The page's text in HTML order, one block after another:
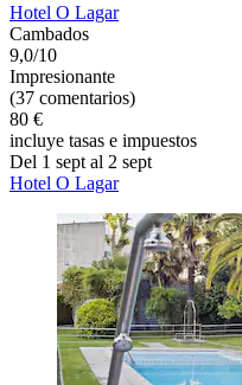
Hotel O Lagar
Cambados
9,0/10
Impresionante
(37 comentarios)
80 €
incluye tasas e impuestos
Del 1 sept al 2 sept
Hotel O Lagar